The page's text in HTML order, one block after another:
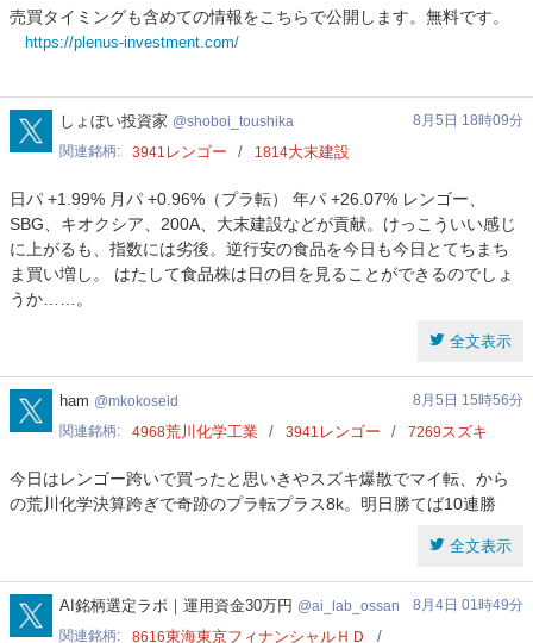
売買タイミングも含めての情報をこちらで公開します。無料です。
https://plenus-investment.com/
shoboi_toushika
しょぼい投資家 shoboi_toushika
8月5日 18時09分
関連銘柄
3941 レンゴー 1814大末建設
日パ +1.99% 月パ +0.96%（プラ転） 年パ +26.07% レンゴー、
SBG、キオクシア、200A、大末建設などが貢献。けっこういい感じ
に上がるも、指数には劣後。逆行安の食品を今日も今日とてちまち
ま買い増し。 はたして食品株は日の目を見ることができるのでしょ
うか……。
全文表示
mkokoseid
ham mkokoseid
8月5日 15時56分
関連銘柄
4968荒川化学工業 3941 レンゴー 7269スズキ
今日はレンゴー跨いで買ったと思いきやスズキ爆散でマイ転、から
の荒川化学決算跨ぎで奇跡のプラ転プラス8k。明日勝てば10連勝
全文表示
ai_lab_ossan
AI銘柄選定ラボ｜運用資金30万円 ai_lab_ossan
8月4日 01時49分
関連銘柄
8616東海東京フィナンシャルＨＤ